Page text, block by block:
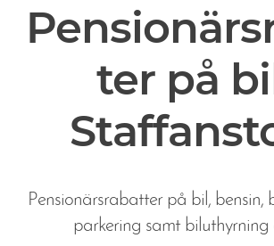
ter på
Pensionärsrabatter på bil, bensin,
parkering samt biluthyrning